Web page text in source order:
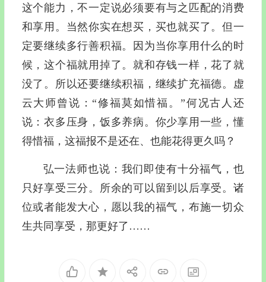
这个能力，不一定说必须要有与之匹配的消费
和享用。 当然你实在想买，买也就买了。但一
定要继续多行善积福。
因为当你享用什么的时
候，这个福就用掉了。就和存钱一样，花了就
没了。所以还要继续积福，继续扩充福德。虚
云大师曾说： “修福莫如惜福。”何况古人还
说：衣多压身，饭多养病。 你少享用一些，懂
得惜福，这福报不是还在、也能花得更久吗？
弘一法师也说： 我们即使有十分福气，也
只好享受三分。 所余的可以留到以后享受。 诸
位或者能发大心，愿以我的福气，布施一切众
生共同享受，那更好了 ……